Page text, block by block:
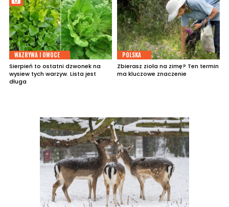
WAZRYWA I OWOCE
Sierpień to ostatni dzwonek na
wysiew tych warzyw. Lista jest
długa
POLSKA
Zbierasz zioła na zimę? Ten termin
ma kluczowe znaczenie